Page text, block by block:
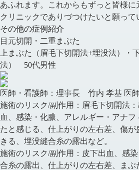
あふれます。これからもずっと皆様に
クリニックでありづつけたいと願って
その他の症例紹介
目元切開・二重まぶた
上まぶた（眉毛下切開法+埋没法）・
法） 50代男性
医師・看護師： 理事長 竹内 孝基 医師
施術のリスク/副作用： 眉毛下切開法
血、感染・化膿、アレルギー・アナフ
たと感じる、仕上がりの左右差、傷
きる、埋没縫合糸の露出など。
施術のリスク/副作用： 皮下出血、感
合糸の露出、仕上がりの左右差、ま